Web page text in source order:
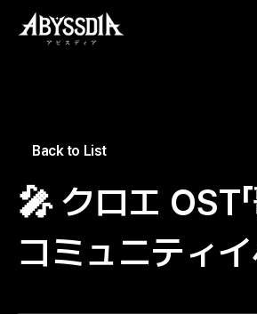
Back to List
🎤 クロエ OST
コミュニティ